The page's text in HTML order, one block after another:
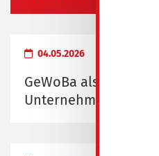
04.05.2026
GeWoBa als
Unternehmen"